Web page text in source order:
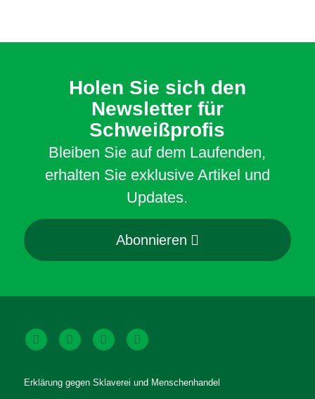
Holen Sie sich den
Newsletter für
Schweißprofis
Bleiben Sie auf dem Laufenden,
erhalten Sie exklusive Artikel und
Updates.
Abonnieren
Erklärung gegen Sklaverei und Menschenhandel